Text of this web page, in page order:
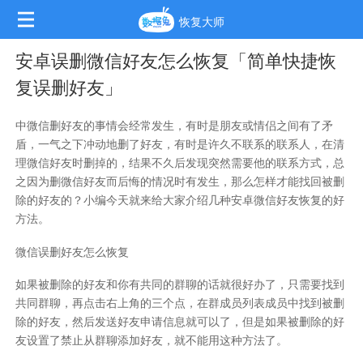
恢复大师
安卓误删微信好友怎么恢复「简单快捷恢
复误删好友」
中微信删好友的事情会经常发生，有时是朋友或情侣之间有了矛
盾，一气之下冲动地删了好友，有时是许久不联系的联系人，在清
理微信好友时删掉的，结果不久后发现突然需要他的联系方式，总
之因为删微信好友而后悔的情况时有发生，那么怎样才能找回被删
除的好友的？小编今天就来给大家介绍几种安卓微信好友恢复的好
方法。
微信误删好友怎么恢复
如果被删除的好友和你有共同的群聊的话就很好办了，只需要找到
共同群聊，再点击右上角的三个点，在群成员列表成员中找到被删
除的好友，然后发送好友申请信息就可以了，但是如果被删除的好
友设置了禁止从群聊添加好友，就不能用这种方法了。